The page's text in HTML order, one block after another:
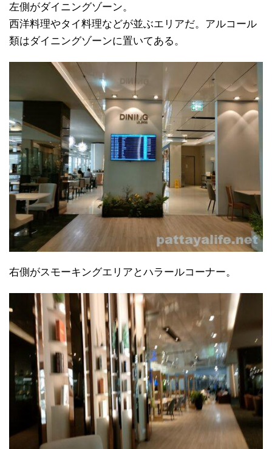
左側がダイニングゾーン。
西洋料理やタイ料理などが並ぶエリアだ。アルコール
類はダイニングゾーンに置いてある。
右側がスモーキングエリアとハラールコーナー。